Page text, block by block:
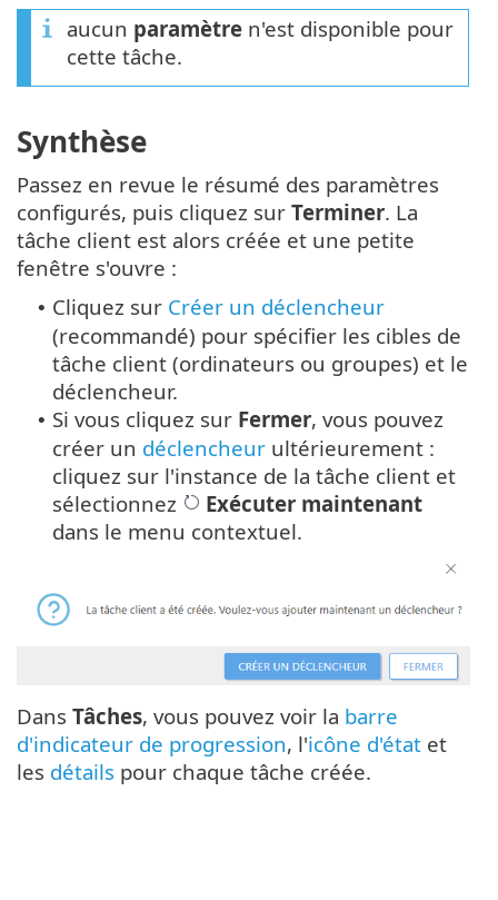
aucun paramètre n'est disponible pour
cette tâche.
Synthèse
Passez en revue le résumé des paramètres
configurés, puis cliquez sur Terminer. La
tâche client est alors créée et une petite
fenêtre s'ouvre :
• Cliquez sur Créer un déclencheur
(recommandé) pour spécifier les cibles de
tâche client (ordinateurs ou groupes) et le
déclencheur.
• Si vous cliquez sur Fermer, vous pouvez
créer un déclencheur ultérieurement :
cliquez sur l'instance de la tâche client et
sélectionnez
Exécuter maintenant
dans le menu contextuel.
Dans Tâches, vous pouvez voir la barre
d'indicateur de progression, l'icône d'état et
les détails pour chaque tâche créée.